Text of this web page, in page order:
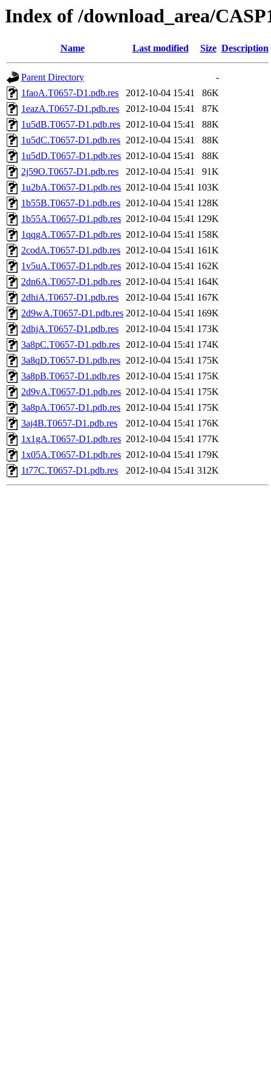
Index of /download_area/
Name Last modified Size Description
Parent Directory
-
1faoA.T0657-D1.pdb.res
2012-10-04 15:41
86K
1eazA.T0657-D1.pdb.res
2012-10-04 15:41
87K
1u5dB.T0657-D1.pdb.res 2012-10-04 15:41
88K
1u5dC.T0657-D1.pdb.res 2012-10-04 15:41
88K
1u5dD.T0657-D1.pdb.res 2012-10-04 15:41
88K
2j59O.T0657-D1.pdb.res
2012-10-04 15:41
91K
1u2bA.T0657-D1.pdb.res 2012-10-04 15:41 103K
1b55B.T0657-D1.pdb.res 2012-10-04 15:41 128K
1b55A.T0657-D1.pdb.res 2012-10-04 15:41 129K
1qqgA.T0657-D1.pdb.res 2012-10-04 15:41 158K
2codA.T0657-D1.pdb.res 2012-10-04 15:41 161K
1v5uA.T0657-D1.pdb.res 2012-10-04 15:41 162K
2dn6A.T0657-D1.pdb.res 2012-10-04 15:41 164K
2dhiA.T0657-D1.pdb.res
2012-10-04 15:41 167K
2d9wA.T0657-D1.pdb.res 2012-10-04 15:41 169K
2dhjA.T0657-D1.pdb.res
2012-10-04 15:41 173K
3a8pC.T0657-D1.pdb.res 2012-10-04 15:41 174K
3a8qD.T0657-D1.pdb.res 2012-10-04 15:41 175K
3a8pB.T0657-D1.pdb.res 2012-10-04 15:41 175K
2d9vA.T0657-D1.pdb.res 2012-10-04 15:41 175K
3a8pA.T0657-D1.pdb.res 2012-10-04 15:41 175K
3aj4B.T0657-D1.pdb.res
2012-10-04 15:41 176K
1x1gA.T0657-D1.pdb.res 2012-10-04 15:41 177K
1x05A.T0657-D1.pdb.res 2012-10-04 15:41 179K
1t77C.T0657-D1.pdb.res
2012-10-04 15:41 312K